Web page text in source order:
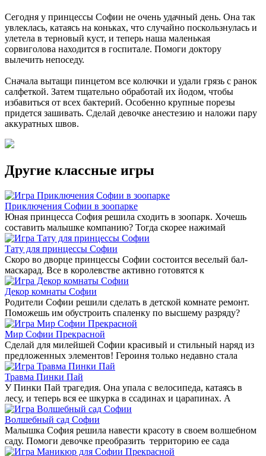
Сегодня у принцессы Софии не очень удачный день. Она так
увлеклась, катаясь на коньках, что случайно поскользнулась и
улетела в терновый куст, и теперь наша маленькая
сорвиголова находится в госпитале. Помоги доктору
вылечить непоседу.
Сначала вытащи пинцетом все колючки и удали грязь с ранок
салфеткой. Затем тщательно обработай их йодом, чтобы
избавиться от всех бактерий. Особенно крупные порезы
придется зашивать. Сделай девочке анестезию и наложи пару
аккуратных швов.
Другие классные игры
Приключения Софии в зоопарке
Юная принцесса София решила сходить в зоопарк. Хочешь
составить малышке компанию? Тогда скорее нажимай
Тату для принцессы Софии
Скоро во дворце принцессы Софии состоится веселый бал-
маскарад. Все в королевстве активно готовятся к
Декор комнаты Софии
Родители Софии решили сделать в детской комнате ремонт.
Поможешь им обустроить спаленку по высшему разряду?
Мир Софии Прекрасной
Сделай для милейшей Софии красивый и стильный наряд из
предложенных элементов! Героиня только недавно стала
Травма Пинки Пай
У Пинки Пай трагедия. Она упала с велосипеда, катаясь в
лесу, и теперь вся ее шкурка в ссадинах и царапинах. А
Волшебный сад Софии
Малышка София решила навести красоту в своем волшебном
саду. Помоги девочке преобразить территорию ее сада